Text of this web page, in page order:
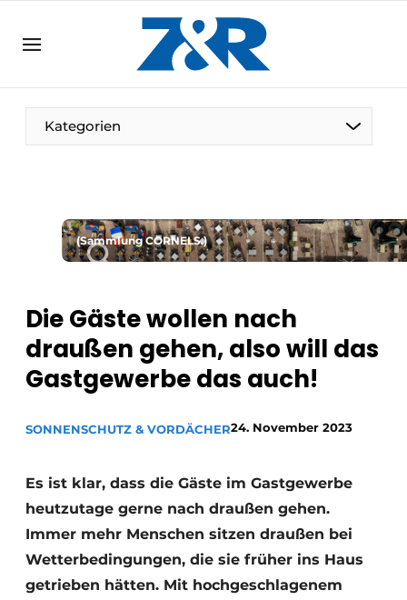
DE EN
DE
Kategorien
(Sammlung CORNELS.)
Die Gäste wollen nach
draußen gehen, also will das
Gastgewerbe das auch!
SONNENSCHUTZ & VORDÄCHER24. November 2023
Es ist klar, dass die Gäste im Gastgewerbe
heutzutage gerne nach draußen gehen.
Immer mehr Menschen sitzen draußen bei
Wetterbedingungen, die sie früher ins Haus
getrieben hätten. Mit hochgeschlagenem